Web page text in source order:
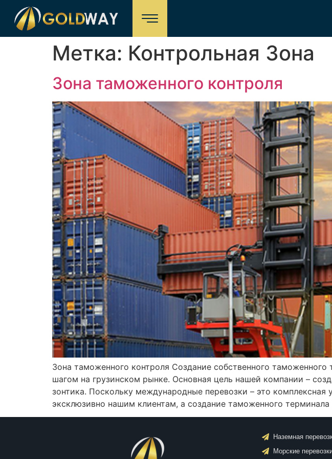
Метка: Контрольная Зона
Зона таможенного контроля
Зона таможенного контроля Создание собственного
шагом на грузинском рынке. Основная цель нашей компании –
зонтика. Поскольку международные перевозки – это
эксклюзивно нашим клиентам, а создание таможенного
Наземная
Морские